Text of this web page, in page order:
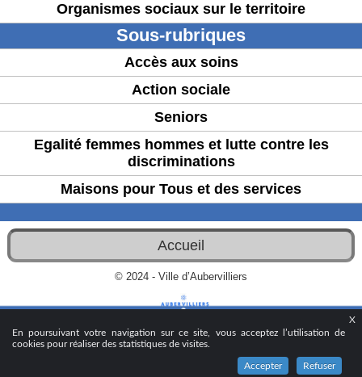
X
En poursuivant votre navigation sur ce site, vous acceptez l’utilisation de
cookies pour réaliser des statistiques de visites.
Accepter Refuser
Organismes sociaux sur le territoire
Sous-rubriques
Accès aux soins
Action sociale
Seniors
Egalité femmes hommes et lutte contre les
discriminations
Maisons pour Tous et des services
Accueil
© 2024 - Ville d’Aubervilliers